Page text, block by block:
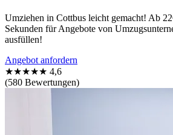
Umziehen in Cottbus leicht gemacht! Ab
Sekunden für Angebote von
ausfüllen!
Angebot anfordern
★★★★★ 4,6
(580 Bewertungen)